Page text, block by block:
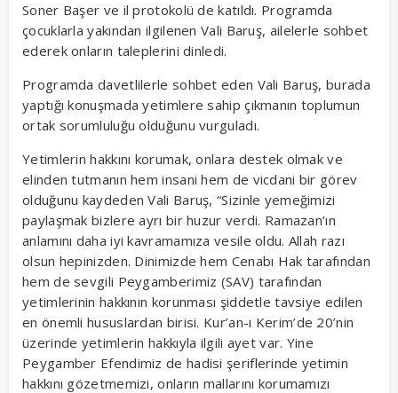
Soner Başer ve il protokolü de katıldı. Programda
çocuklarla yakından ilgilenen Vali Baruş, ailelerle sohbet
ederek onların taleplerini dinledi.
Programda davetlilerle sohbet eden Vali Baruş, burada
yaptığı konuşmada yetimlere sahip çıkmanın toplumun
ortak sorumluluğu olduğunu vurguladı.
Yetimlerin hakkını korumak, onlara destek olmak ve
elinden tutmanın hem insani hem de vicdani bir görev
olduğunu kaydeden Vali Baruş, “Sizinle yemeğimizi
paylaşmak bizlere ayrı bir huzur verdi. Ramazan’ın
anlamını daha iyi kavramamıza vesile oldu. Allah razı
olsun hepinizden. Dinimizde hem Cenabı Hak tarafından
hem de sevgili Peygamberimiz (SAV) tarafından
yetimlerinin hakkının korunması şiddetle tavsiye edilen
en önemli hususlardan birisi. Kur’an-ı Kerim’de 20’nin
üzerinde yetimlerin hakkıyla ilgili ayet var. Yine
Peygamber Efendimiz de hadisi şeriflerinde yetimin
hakkını gözetmemizi, onların mallarını korumamızı